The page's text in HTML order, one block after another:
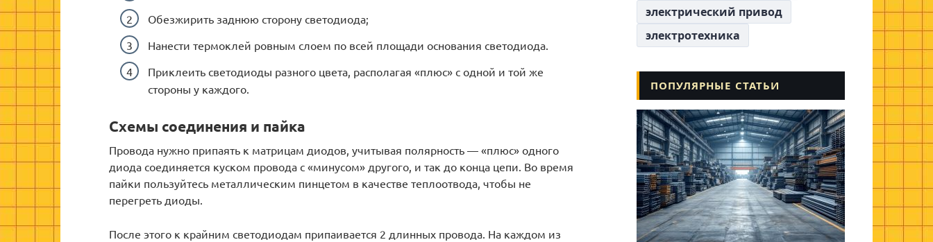
Обезжирить заднюю сторону светодиода;
Нанести термоклей ровным слоем по всей площади основания светодиода.
Приклеить светодиоды разного цвета, располагая «плюс» с одной и той же
стороны у каждого.
Схемы соединения и пайка
Провода нужно припаять к матрицам диодов, учитывая полярность — «плюс» одного
диода соединяется куском провода с «минусом» другого, и так до конца цепи. Во время
пайки пользуйтесь металлическим пинцетом в качестве теплоотвода, чтобы не
перегреть диоды.
После этого к крайним светодиодам припаивается 2 длинных провода. На каждом из
электрический привод
электротехника
ПОПУЛЯРНЫЕ СТАТЬИ